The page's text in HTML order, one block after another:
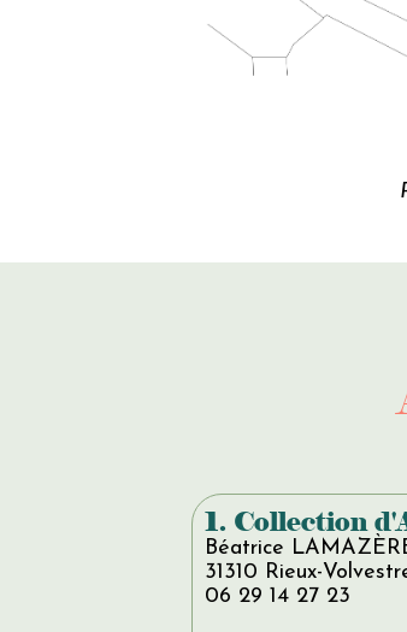
1. Collection
Béatrice
31310 Rieux-
06 29 14 27 23